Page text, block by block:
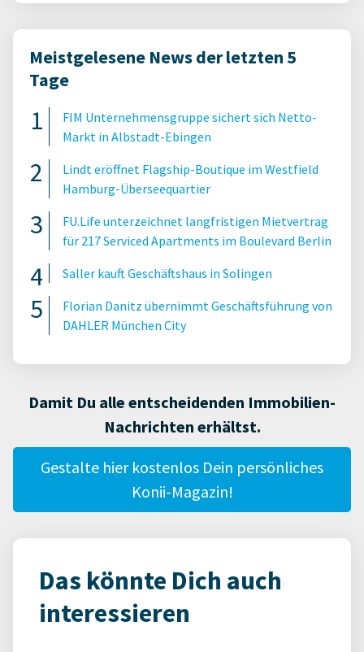
Meistgelesene News der letzten 5
Tage
FIM Unternehmensgruppe sichert sich Netto-
Markt in Albstadt-Ebingen
Lindt eröffnet Flagship-Boutique im Westfield
Hamburg-Überseequartier
FU.Life unterzeichnet langfristigen Mietvertrag
für 217 Serviced Apartments im Boulevard Berlin
Saller kauft Geschäftshaus in Solingen
Florian Danitz übernimmt Geschäftsführung von
DAHLER München City
Damit Du alle entscheidenden Immobilien-
Nachrichten erhältst.
Gestalte hier kostenlos Dein persönliches
Konii-Magazin!
Das könnte Dich auch
interessieren